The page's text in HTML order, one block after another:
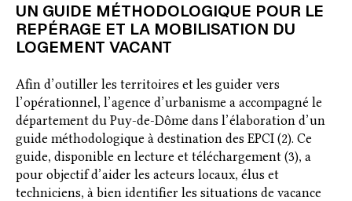
UN GUIDE MÉTHODOLOGIQUE POUR LE
REPÉRAGE ET LA MOBILISATION DU
LOGEMENT VACANT
Afin d’outiller les territoires et les guider vers
l’opérationnel, l’agence d’urbanisme a accompagné le
département du Puy-de-Dôme dans l’élaboration d’un
guide méthodologique à destination des EPCI (2). Ce
guide, disponible en lecture et téléchargement (3), a
pour objectif d’aider les acteurs locaux, élus et
techniciens, à bien identifier les situations de vacance